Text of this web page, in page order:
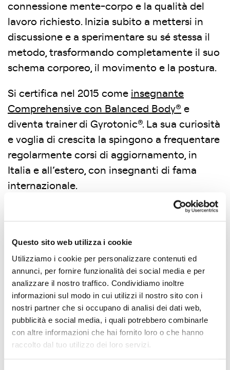
Questo sito web utilizza i cookie
Utilizziamo i cookie per personalizzare contenuti ed
annunci, per fornire funzionalità dei social media e per
analizzare il nostro traffico. Condividiamo inoltre
informazioni sul modo in cui utilizzi il nostro sito con i
nostri partner che si occupano di analisi dei dati web,
pubblicità e social media, i quali potrebbero combinarle
con altre informazioni che hai fornito loro o che hanno
raccolto dal tuo utilizzo dei loro servizi.
connessione mente-corpo e la qualità del
lavoro richiesto. Inizia subito a mettersi in
discussione e a sperimentare su sé stessa il
metodo, trasformando completamente il suo
schema corporeo, il movimento e la postura.
Si certifica nel 2015 come insegnante
Comprehensive con Balanced Body® e
diventa trainer di Gyrotonic®. La sua curiosità
e voglia di crescita la spingono a frequentare
regolarmente corsi di aggiornamento, in
Italia e all’estero, con insegnanti di fama
internazionale.
Pilates Educator per
Nutrizione, con una tesi sulle problematiche
intestinali e sulle relazioni tra microbiota,
alimentazione, movimento e benessere
psicofisico.
Nel 2020 pubblica il libro “Pilates intelligente